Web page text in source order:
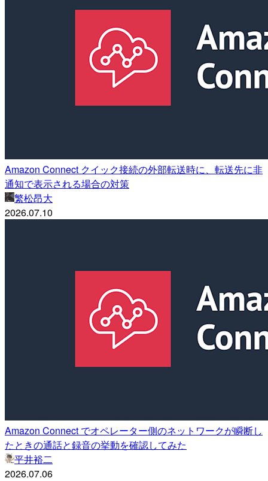
Amazon Connect クイック接続の外部転送時に、転送先に非
通知で表示される場合の対策
繁松昂大
2026.07.10
Amazon Connect でオペレーター側のネットワークが瞬断し
たときの通話と録音の挙動を確認してみた
平井裕二
2026.07.06